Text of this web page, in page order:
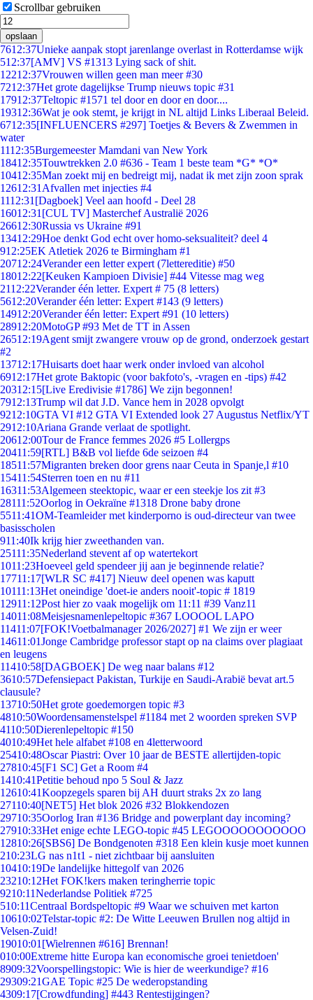
Scrollbar gebruiken
opslaan
7612:37Unieke aanpak stopt jarenlange overlast in Rotterdamse wijk
512:37[AMV] VS #1313 Lying sack of shit.
12212:37Vrouwen willen geen man meer #30
7212:37Het grote dagelijkse Trump nieuws topic #31
17912:37Teltopic #1571 tel door en door en door....
19312:36Wat je ook stemt, je krijgt in NL altijd Links Liberaal Beleid.
6712:35[INFLUENCERS #297] Toetjes & Bevers & Zwemmen in
water
1112:35Burgemeester Mamdani van New York
18412:35Touwtrekken 2.0 #636 - Team 1 beste team *G* *O*
10412:35Man zoekt mij en bedreigt mij, nadat ik met zijn zoon sprak
12612:31 Afvallen met injecties #4
1112:31 [Dagboek] Veel aan hoofd - Deel 28
16012:31 [CUL TV] Masterchef Australië 2026
26612:30Russia vs Ukraine #91
13412:29Hoe denkt God echt over homo-seksualiteit? deel 4
912:25EK Atletiek 2026 te Birmingham #1
20712:24Verander een letter expert (7lettereditie) #50
18012:22[Keuken Kampioen Divisie] #44 Vitesse mag weg
2112:22Verander één letter. Expert # 75 (8 letters)
5612:20Verander één letter: Expert #143 (9 letters)
14912:20Verander één letter: Expert #91 (10 letters)
28912:20MotoGP #93 Met de TT in Assen
26512:19Agent smijt zwangere vrouw op de grond, onderzoek gestart
#2
13712:17Huisarts doet haar werk onder invloed van alcohol
6912:17Het grote Baktopic (voor bakfoto's, -vragen en -tips) #42
20312:15[Live Eredivisie #1786] We zijn begonnen!
7912:13Trump wil dat J.D. Vance hem in 2028 opvolgt
9212:10GTA VI #12 GTA VI Extended look 27 Augustus Netflix/YT
2912:10Ariana Grande verlaat de spotlight.
20612:00Tour de France femmes 2026 #5 Lollergps
20411:59[RTL] B&B vol liefde 6de seizoen #4
18511:57Migranten breken door grens naar Ceuta in Spanje,l #10
15411:54Sterren toen en nu #11
16311:53Algemeen steektopic, waar er een steekje los zit #3
28111:52Oorlog in Oekraïne #1318 Drone baby drone
5511:41OM-Teamleider met kinderporno is oud-directeur van twee
basisscholen
911:40Ik krijg hier zweethanden van.
25111:35Nederland stevent af op watertekort
1011:23Hoeveel geld spendeer jij aan je beginnende relatie?
17711:17[WLR SC #417] Nieuw deel openen was kaputt
10111:13Het oneindige 'doet-ie anders nooit'-topic # 1819
12911:12Post hier zo vaak mogelijk om 11:11 #39 Vanz11
14011:08Meisjesnamenlepeltopic #367 LOOOOL LAPO
11411:07[FOK!Voetbalmanager 2026/2027] #1 We zijn er weer
14611:01Jonge Cambridge professor stapt op na claims over plagiaat
en leugens
11410:58[DAGBOEK] De weg naar balans #12
3610:57Defensiepact Pakistan, Turkije en Saudi-Arabië bevat art.5
clausule?
13710:50Het grote goedemorgen topic #3
4810:50Woordensamenstelspel #1184 met 2 woorden spreken SVP
4110:50Dierenlepeltopic #150
4010:49Het hele alfabet #108 en 4letterwoord
25410:48Oscar Piastri: Over 10 jaar de BESTE allertijden-topic
27810:45[F1 SC] Get a Room #4
1410:41Petitie behoud npo 5 Soul & Jazz
12610:41Koopzegels sparen bij AH duurt straks 2x zo lang
27110:40[NET5] Het blok 2026 #32 Blokkendozen
29710:35Oorlog Iran #136 Bridge and powerplant day incoming?
27910:33Het enige echte LEGO-topic #45 LEGOOOOOOOOOOO
12810:26[SBS6] De Bondgenoten #318 Een klein kusje moet kunnen
210:23LG nas n1t1 - niet zichtbaar bij aansluiten
10410:19De landelijke hittegolf van 2026
23210:12Het FOK!kers maken teringherrie topic
9210:11Nederlandse Politiek #725
510:11Centraal Bordspeltopic #9 Waar we schuiven met karton
10610:02Telstar-topic #2: De Witte Leeuwen Brullen nog altijd in
Velsen-Zuid!
19010:01 [Wielrennen #616] Brennan!
010:00Extreme hitte Europa kan economische groei tenietdoen'
8909:32Voorspellingstopic: Wie is hier de weerkundige? #16
29309:21GAE Topic #25 De wederopstanding
4309:17[Crowdfunding] #443 Rentestijgingen?